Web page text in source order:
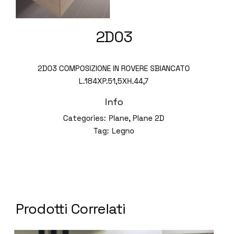
2D03
2D03 COMPOSIZIONE IN ROVERE SBIANCATO
L.184XP.51,5XH.44,7
Info
Categories: Plane,Plane 2D
Tag: Legno
Prodotti Correlati